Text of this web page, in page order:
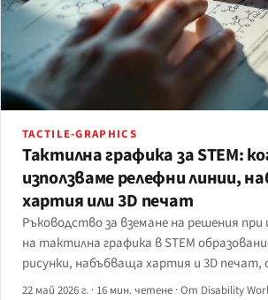
TACTILE-GRAPHICS
Тактилна графика за STEM:
използваме релефни линии,
хартия или 3D печат
Ръководство за вземане на решения
на тактилна графика в STEM
рисунки, набъбваща хартия и 3D печат,
издръжливост, сложност и работен
22 май 2026 г. · 16 мин. четене ·От Disability